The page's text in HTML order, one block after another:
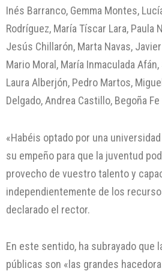
Inés Barranco, Gemma Montes,
Rodríguez, María Tíscar Lara, Paula
Jesús Chillarón, Marta Navas,
Mario Moral, María Inmaculada
Laura Alberjón, Pedro Martos,
Delgado, Andrea Castillo, Begoña
«Habéis optado por una
su empeño para que la juventud
provecho de vuestro talento y
independientemente de los
declarado el rector.
En este sentido, ha subrayado que
públicas son «las grandes